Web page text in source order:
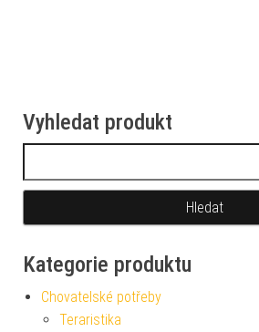
Vyhledat produkt
Kategorie produktu
Chovatelské potřeby
Teraristika